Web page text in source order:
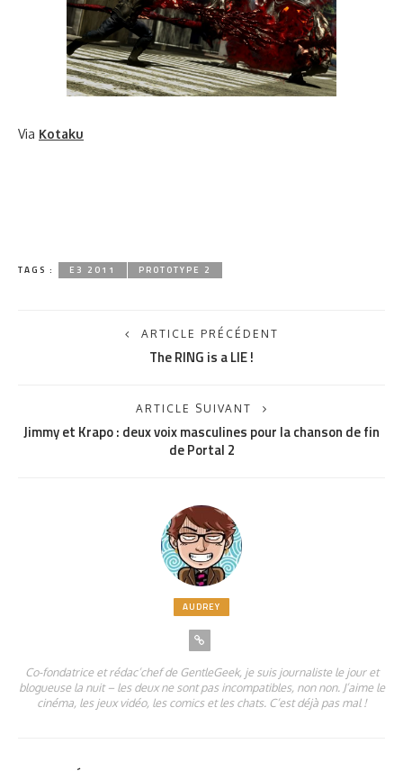
Via Kotaku
TAGS : E3 2011 PROTOTYPE 2
ARTICLE PRÉCÉDENT
The RING is a LIE !
ARTICLE SUIVANT
Jimmy et Krapo : deux voix masculines pour la chanson de fin
de Portal 2
AUDREY
Co-fondatrice et rédac’chef de GentleGeek, je suis journaliste le jour et
blogueuse la nuit – les deux ne sont pas incompatibles, non non. J’aime le
cinéma, les jeux vidéo, les comics et les chats. C’est déjà pas mal !